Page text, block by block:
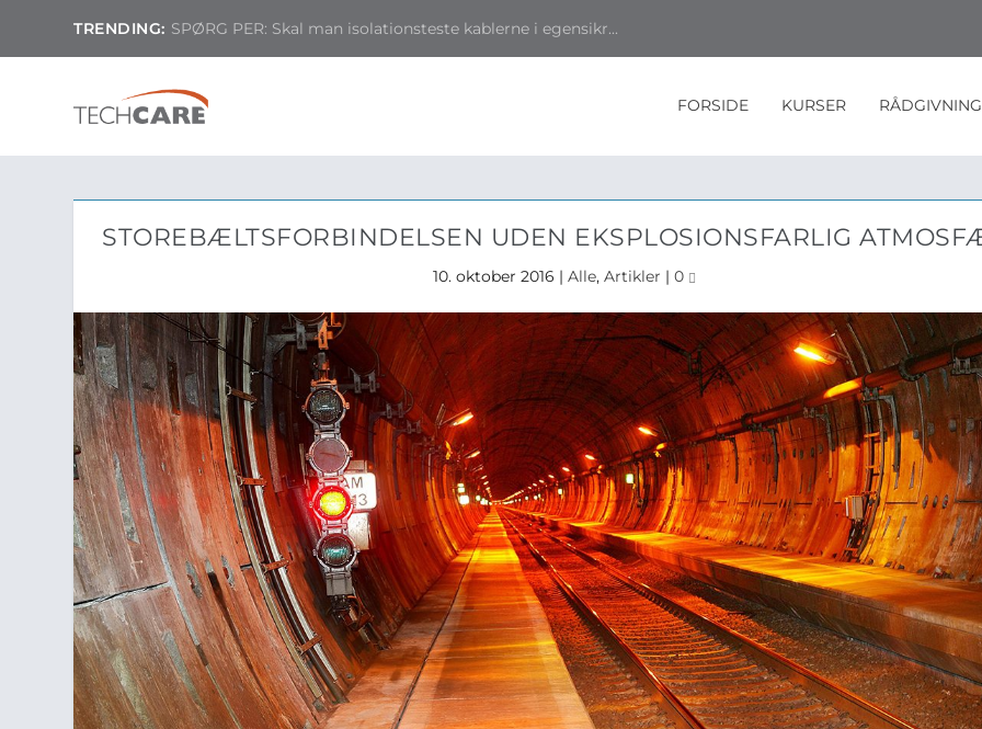
TRENDING: SPØRG PER: Skal man isolationsteste kablerne i egensikr...
FORSIDE KURSER RÅDGIVNING
STOREBÆLTSFORBINDELSEN UDEN EKSPLOSIONSFARLIG
10. oktober 2016 | Alle, Artikler | 0